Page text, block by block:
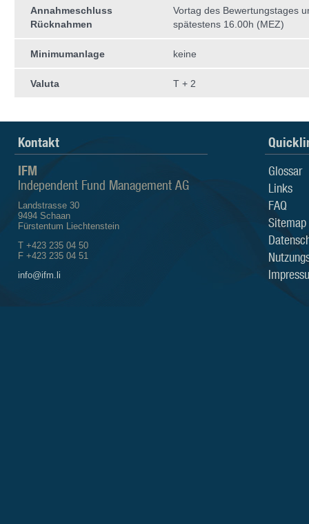
Annahmeschluss
Rücknahmen
Vortag des Bewertungstages
spätestens 16.00h (MEZ)
Minimumanlage keine
Valuta T + 2
Kontakt
IFM
Independent Fund Management AG
Landstrasse 30
9494 Schaan
Fürstentum Liechtenstein
T +423 235 04 50
F +423 235 04 51
info@ifm.li
Glossar
Links
FAQ
Sitemap